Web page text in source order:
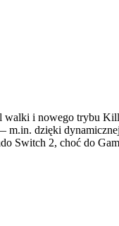
i nowego trybu
dzięki
Switch 2, choć do